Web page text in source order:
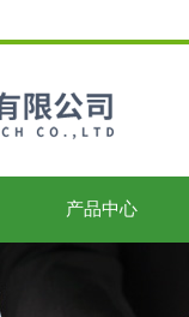
产品中心